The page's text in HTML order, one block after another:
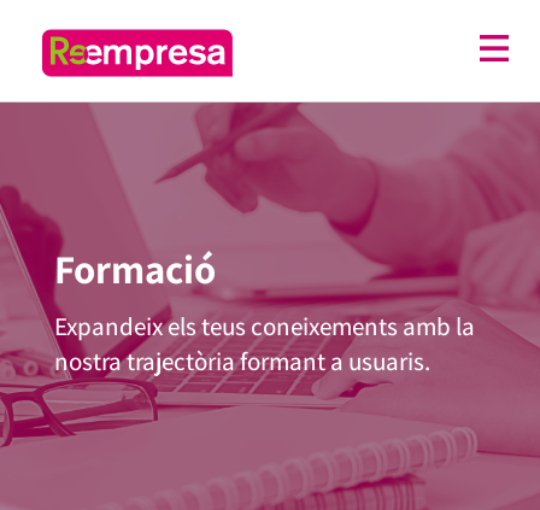
Formació
Expandeix els teus coneixements amb la
nostra trajectòria formant a usuaris.